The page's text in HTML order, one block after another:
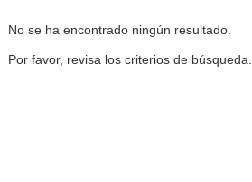
No se ha encontrado ningún resultado.
Por favor, revisa los criterios de búsqueda.